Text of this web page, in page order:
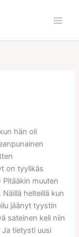
hän oli
on tyylikäs
muuten
helteillä kun
jäänyt tyystin
sateinen keli niin
tietysti uusi